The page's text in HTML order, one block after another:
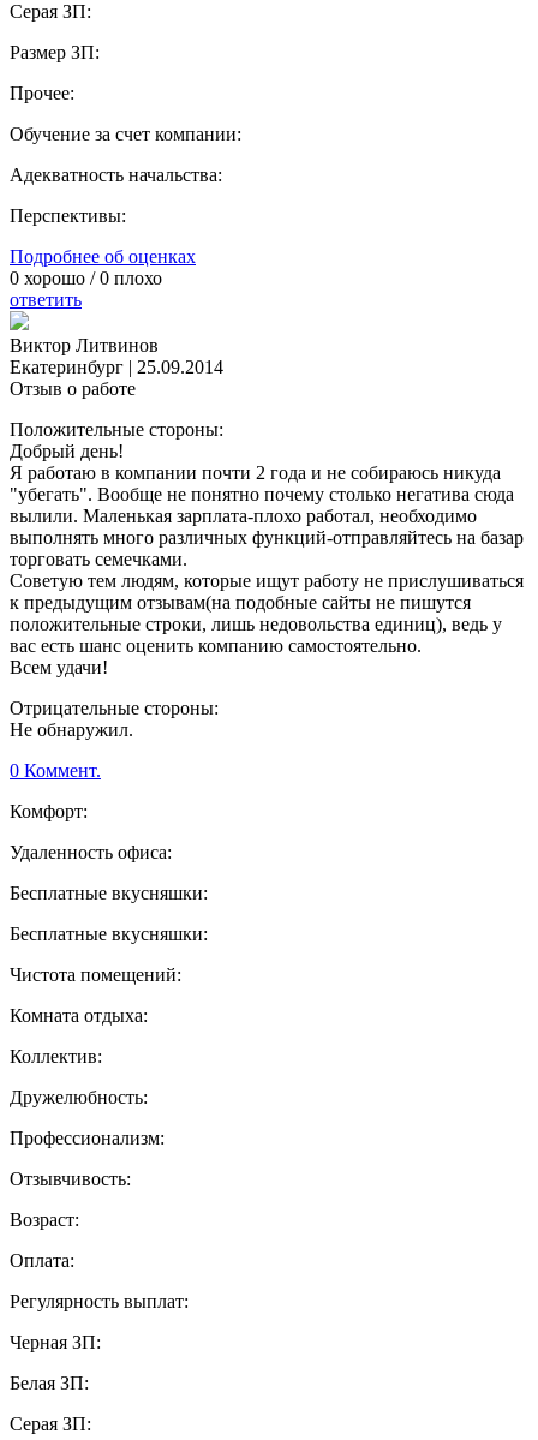
Серая ЗП:
Размер ЗП:
Прочее:
Обучение за счет компании:
Адекватность начальства:
Перспективы:
Подробнее об оценках
0 хорошо /0 плохо
ответить
Виктор Литвинов
Екатеринбург | 25.09.2014
Отзыв о работе
Положительные стороны:
Добрый день!
Я работаю в компании почти 2 года и не собираюсь никуда
"убегать". Вообще не понятно почему столько негатива сюда
вылили. Маленькая зарплата-плохо работал, необходимо
выполнять много различных функций-отправляйтесь на базар
торговать семечками.
Советую тем людям, которые ищут работу не прислушиваться
к предыдущим отзывам(на подобные сайты не пишутся
положительные строки, лишь недовольства единиц), ведь у
вас есть шанс оценить компанию самостоятельно.
Всем удачи!
Отрицательные стороны:
Не обнаружил.
0 Коммент.
Комфорт:
Удаленность офиса:
Бесплатные вкусняшки:
Бесплатные вкусняшки:
Чистота помещений:
Комната отдыха:
Коллектив:
Дружелюбность:
Профессионализм:
Отзывчивость:
Возраст:
Оплата:
Регулярность выплат:
Черная ЗП:
Белая ЗП:
Серая ЗП: